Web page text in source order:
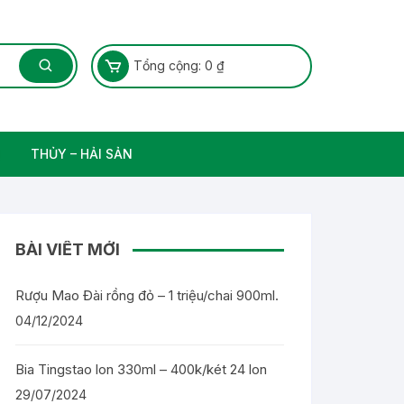
Tổng cộng: 0 ₫
THỦY – HẢI SẢN
BÀI VIẾT MỚI
Rượu Mao Đài rồng đỏ – 1 triệu/chai 900ml.
04/12/2024
Bia Tingstao lon 330ml – 400k/két 24 lon
29/07/2024